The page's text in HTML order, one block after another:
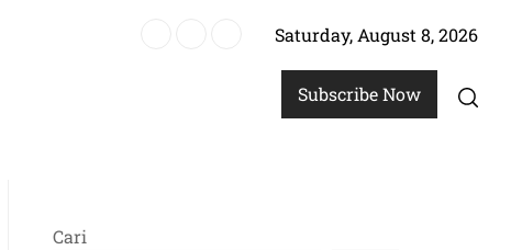
Saturday, August 8, 2026
Subscribe Now
Cari